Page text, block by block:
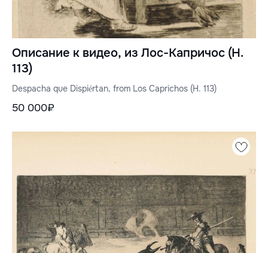
Описание к видео, из Лос-Капричос (H.
113)
Despacha que Dispiértan, from Los Caprichos (H. 113)
50 000₽